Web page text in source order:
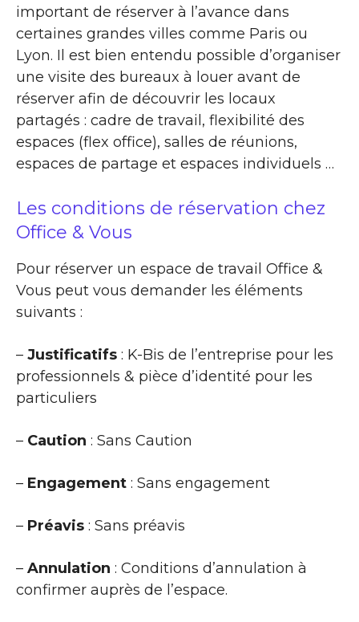
important de réserver à l’avance dans
certaines grandes villes comme Paris ou
Lyon. Il est bien entendu possible d’organiser
une visite des bureaux à louer avant de
réserver afin de découvrir les locaux
partagés : cadre de travail, flexibilité des
espaces (flex office), salles de réunions,
espaces de partage et espaces individuels …
Les conditions de réservation chez
Office & Vous
Pour réserver un espace de travail Office &
Vous peut vous demander les éléments
suivants :
– Justificatifs : K-Bis de l’entreprise pour les
professionnels & pièce d’identité pour les
particuliers
– Caution : Sans Caution
– Engagement : Sans engagement
– Préavis : Sans préavis
– Annulation : Conditions d’annulation à
confirmer auprès de l’espace.